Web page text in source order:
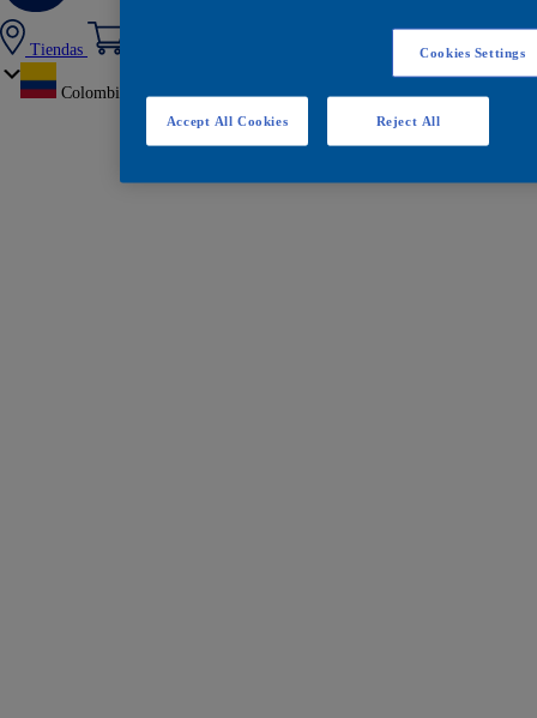
Tiendas
Colombia
Cookies Settings
Reject All
Accept All Cookies